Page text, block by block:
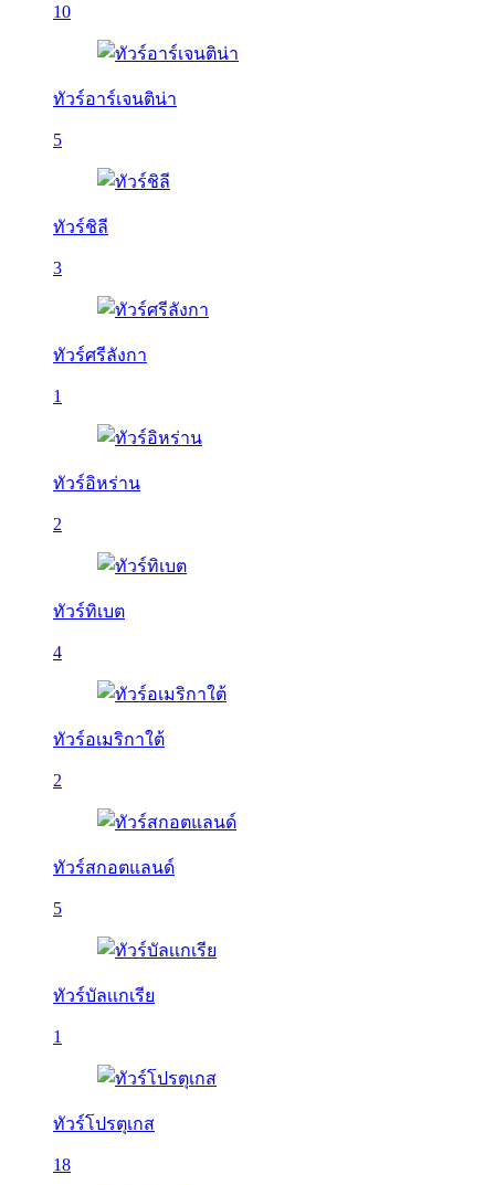
10
ทัวร์อาร์เจนติน่า
5
ทัวร์ชิลี
3
ทัวร์ศรีลังกา
1
ทัวร์อิหร่าน
2
ทัวร์ทิเบต
4
ทัวร์อเมริกาใต้
2
ทัวร์สกอตแลนด์
5
ทัวร์บัลเเกเรีย
1
ทัวร์โปรตุเกส
18